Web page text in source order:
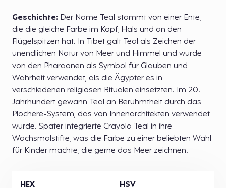
Geschichte: Der Name Teal stammt von einer Ente,
die die gleiche Farbe im Kopf, Hals und an den
Flügelspitzen hat. In Tibet galt Teal als Zeichen der
unendlichen Natur von Meer und Himmel und wurde
von den Pharaonen als Symbol für Glauben und
Wahrheit verwendet, als die Ägypter es in
verschiedenen religiösen Ritualen einsetzten. Im 20.
Jahrhundert gewann Teal an Berühmtheit durch das
Plochere-System, das von Innenarchitekten verwendet
wurde. Später integrierte Crayola Teal in ihre
Wachsmalstifte, was die Farbe zu einer beliebten Wahl
für Kinder machte, die gerne das Meer zeichnen.
HEX HSV